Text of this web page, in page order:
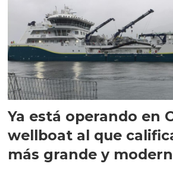
Ya está operando en
wellboat al que
más grande y